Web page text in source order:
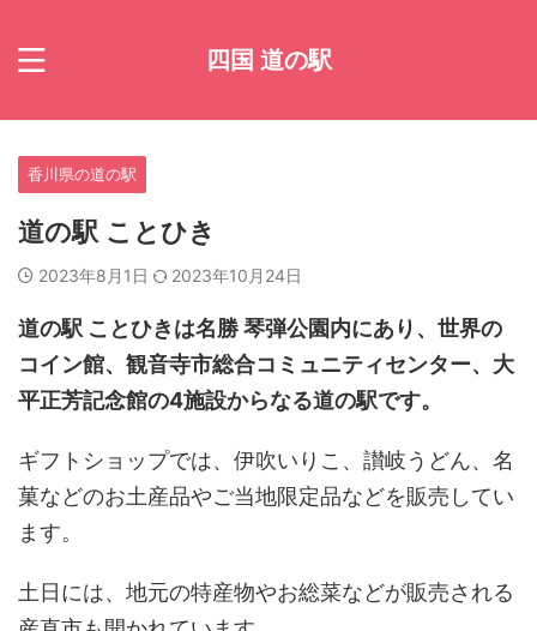
四国 道の駅
香川県の道の駅
道の駅 ことひき
2023年8月1日 2023年10月24日
道の駅 ことひきは名勝 琴弾公園内にあり、世界の
コイン館、観音寺市総合コミュニティセンター、大
平正芳記念館の4施設からなる道の駅です。
ギフトショップでは、伊吹いりこ、讃岐うどん、名
菓などのお土産品やご当地限定品などを販売してい
ます。
土日には、地元の特産物やお総菜などが販売される